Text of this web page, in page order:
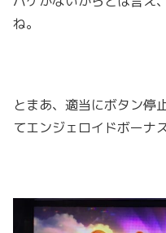
ね。
とまあ、適当にボタン停
てエンジェロイドボーナ